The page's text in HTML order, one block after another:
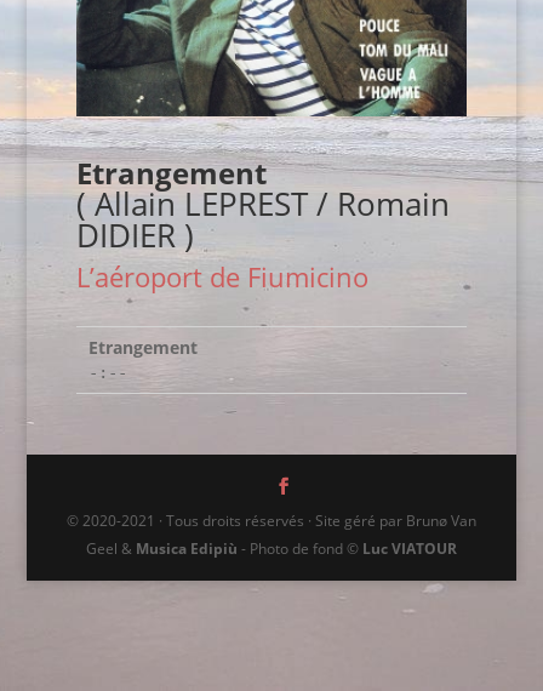
Etrangement
( Allain LEPREST / Romain
DIDIER )
L’aéroport de Fiumicino
Etrangement
-:--
© 2020-2021 · Tous droits réservés · Site géré par Brunø Van
Geel & Musica Edipiù - Photo de fond © Luc VIATOUR